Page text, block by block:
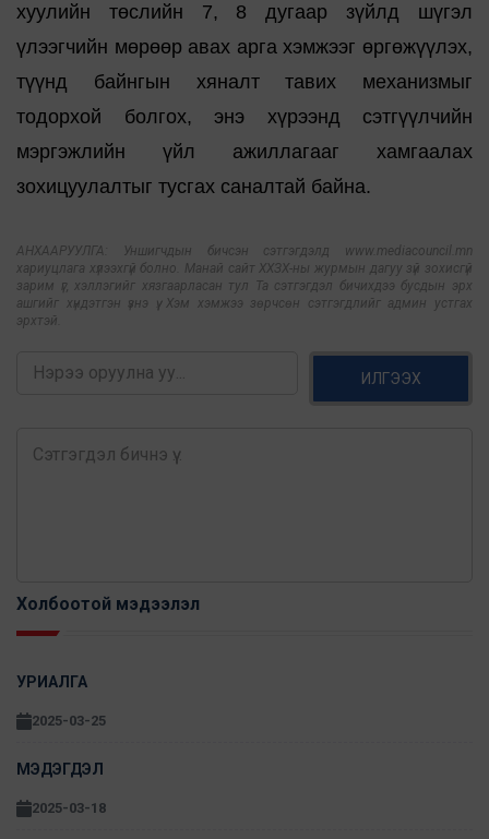
хуулийн төслийн 7, 8 дугаар зүйлд шүгэл
үлээгчийн мөрөөр авах арга хэмжээг өргөжүүлэх,
түүнд байнгын хяналт тавих механизмыг
тодорхой болгох, энэ хүрээнд сэтгүүлчийн
мэргэжлийн үйл ажиллагааг хамгаалах
зохицуулалтыг тусгах саналтай байна.
АНХААРУУЛГА: Уншигчдын бичсэн сэтгэгдэлд www.mediacouncil.mn
хариуцлага хүлээхгүй болно. Манай сайт ХХЗХ-ны журмын дагуу зүй зохисгүй
зарим үг, хэллэгийг хязгаарласан тул Та сэтгэгдэл бичихдээ бусдын эрх
ашгийг хүндэтгэн үзнэ үү. Хэм хэмжээ зөрчсөн сэтгэгдлийг админ устгах
эрхтэй.
ИЛГЭЭХ
Холбоотой мэдээлэл
УРИАЛГА
2025-03-25
МЭДЭГДЭЛ
2025-03-18